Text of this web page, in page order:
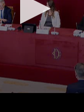
Vai al menu di